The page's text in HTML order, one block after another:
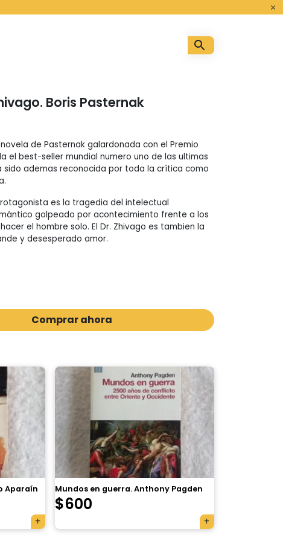
Boris Pasternak
novela de Pasternak galardonada con el Premio
el best-seller mundial numero uno de las ultimas
sido ademas reconocida por toda la crítica como
es la tragedia del intelectual
golpeado por acontecimiento frente a los
el hombre solo. El Dr. Zhivago es tambien la
y desesperado amor.
Comprar ahora
Aparaín Mundos en guerra. Anthony Pagden
$600